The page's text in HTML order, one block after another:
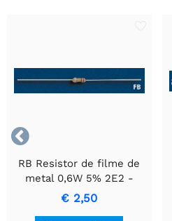

RB Resistor de filme de
metal 0,6W 5% 2E2 -
Resistor de Precisão
Durável
€ 2,50